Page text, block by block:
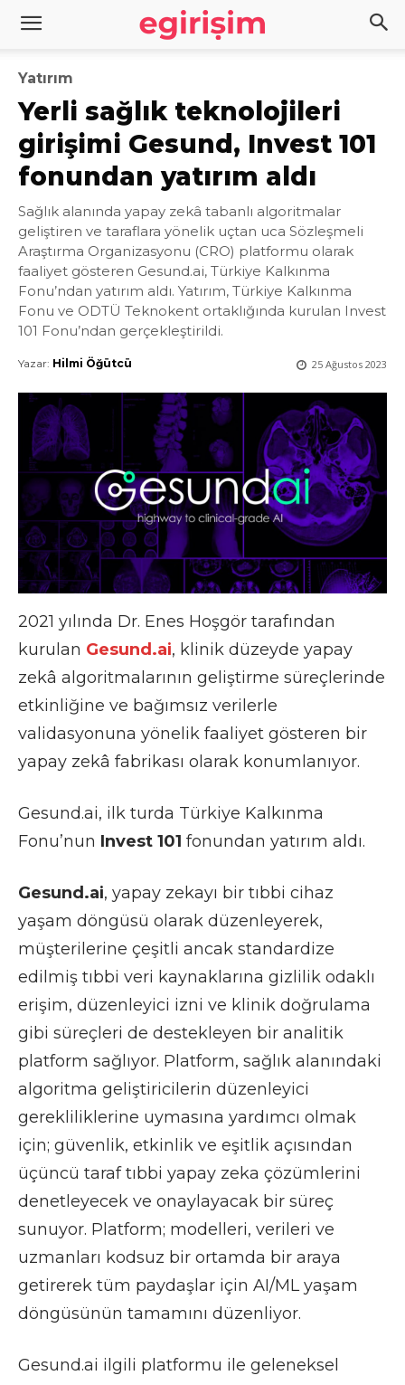
Yatırım
Yerli sağlık teknolojileri
girişimi Gesund, Invest 101
fonundan yatırım aldı
Sağlık alanında yapay zekâ tabanlı algoritmalar
geliştiren ve taraflara yönelik uçtan uca Sözleşmeli
Araştırma Organizasyonu (CRO) platformu olarak
faaliyet gösteren Gesund.ai, Türkiye Kalkınma
Fonu’ndan yatırım aldı. Yatırım, Türkiye Kalkınma
Fonu ve ODTÜ Teknokent ortaklığında kurulan Invest
101 Fonu’ndan gerçekleştirildi.
25 Ağustos 2023
Yazar: Hilmi Öğütcü
2021 yılında Dr. Enes Hoşgör tarafından
kurulan Gesund.ai, klinik düzeyde yapay
zekâ algoritmalarının geliştirme süreçlerinde
etkinliğine ve bağımsız verilerle
validasyonuna yönelik faaliyet gösteren bir
yapay zekâ fabrikası olarak konumlanıyor.
Gesund.ai, ilk turda Türkiye Kalkınma
Fonu’nun Invest 101 fonundan yatırım aldı.
Gesund.ai, yapay zekayı bir tıbbi cihaz
yaşam döngüsü olarak düzenleyerek,
müşterilerine çeşitli ancak standardize
edilmiş tıbbi veri kaynaklarına gizlilik odaklı
erişim, düzenleyici izni ve klinik doğrulama
gibi süreçleri de destekleyen bir analitik
platform sağlıyor. Platform, sağlık alanındaki
algoritma geliştiricilerin düzenleyici
gerekliliklerine uymasına yardımcı olmak
için; güvenlik, etkinlik ve eşitlik açısından
üçüncü taraf tıbbi yapay zeka çözümlerini
denetleyecek ve onaylayacak bir süreç
sunuyor. Platform; modelleri, verileri ve
uzmanları kodsuz bir ortamda bir araya
getirerek tüm paydaşlar için AI/ML yaşam
döngüsünün tamamını düzenliyor.
Gesund.ai ilgili platformu ile geleneksel